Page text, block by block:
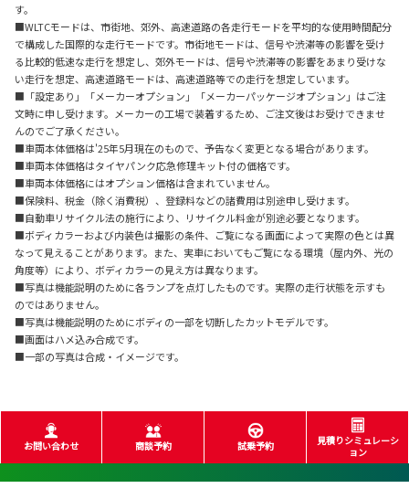
す。
■WLTCモードは、市街地、郊外、高速道路の各走行モードを平均的な使用時間配分
で構成した国際的な走行モードです。市街地モードは、信号や渋滞等の影響を受け
る比較的低速な走行を想定し、郊外モードは、信号や渋滞等の影響をあまり受けな
い走行を想定、高速道路モードは、高速道路等での走行を想定しています。
■「設定あり」「メーカーオプション」「メーカーパッケージオプション」はご注
文時に申し受けます。メーカーの工場で装着するため、ご注文後はお受けできませ
んのでご了承ください。
■車両本体価格は'25年5月現在のもので、予告なく変更となる場合があります。
■車両本体価格はタイヤパンク応急修理キット付の価格です。
■車両本体価格にはオプション価格は含まれていません。
■保険料、税金（除く消費税）、登録料などの諸費用は別途申し受けます。
■自動車リサイクル法の施行により、リサイクル料金が別途必要となります。
■ボディカラーおよび内装色は撮影の条件、ご覧になる画面によって実際の色とは異
なって見えることがあります。また、実車においてもご覧になる環境（屋内外、光の
角度等）により、ボディカラーの見え方は異なります。
■写真は機能説明のために各ランプを点灯したものです。実際の走行状態を示すも
のではありません。
■写真は機能説明のためにボディの一部を切断したカットモデルです。
■画面はハメ込み合成です。
■一部の写真は合成・イメージです。
お問い合わせ 商談予約 試乗予約
見積りシミュレーシ
ョン